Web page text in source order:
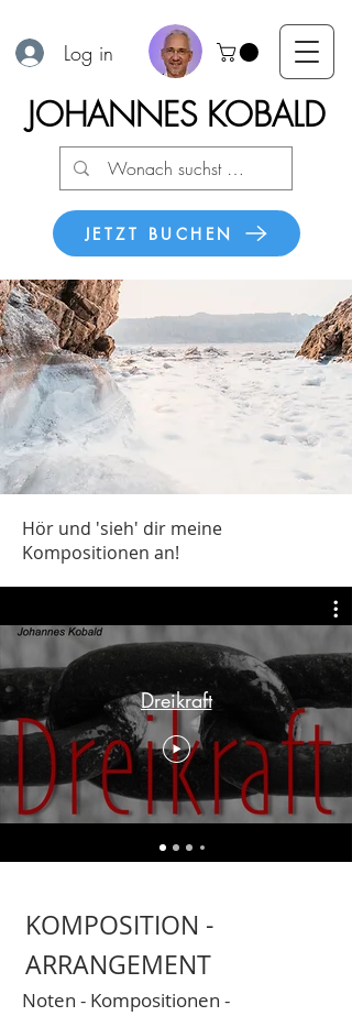
Log in
JETZT BUCHEN
JOHANNES KOBALD
Hör und 'sieh' dir meine
Kompositionen an!
Dreikraft
KOMPOSITION -
ARRANGEMENT
Noten - Kompositionen -